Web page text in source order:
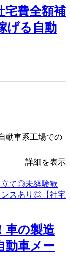
宅費全額補
げる自動
動車系工場での
詳細を表示
車の製造
動車メー